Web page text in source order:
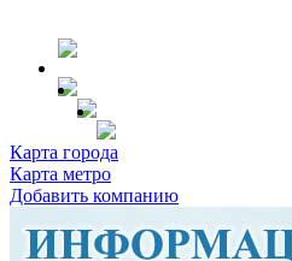
Карта города
Карта метро
Добавить компанию